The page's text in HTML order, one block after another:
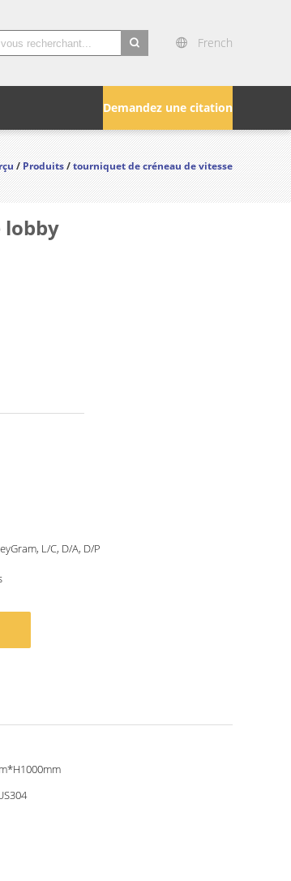
French
Demandez une citation
/Produits/tourniquet de créneau de vitesse
lobby
L/C, D/A, D/P